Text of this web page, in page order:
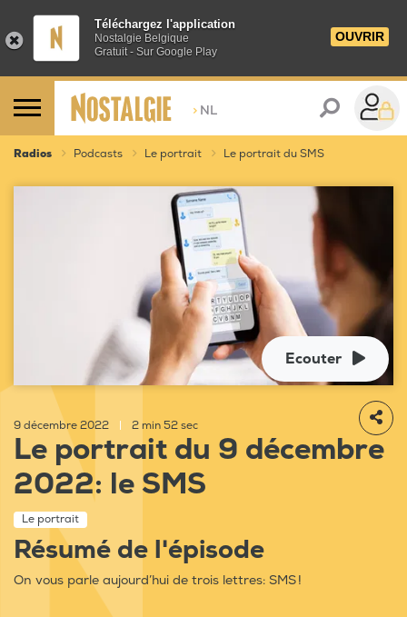
Téléchargez l'application
Nostalgie Belgique
Gratuit - Sur Google Play
OUVRIR
> NL
Radios Podcasts Le portrait Le portrait du SMS
Ecouter
9 décembre 2022 2 min 52 sec
Le portrait du 9 décembre
2022: le SMS
Le portrait
Résumé de l'épisode
On vous parle aujourd’hui de trois lettres: SMS !